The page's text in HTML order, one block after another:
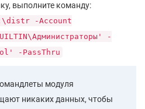
выполните команду:
-Account
-
-PassThru
модуля
никаких данных, чтобы